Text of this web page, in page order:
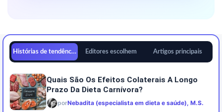
Histórias de tendências Editores escolhem Artigos principais
Quais São Os Efeitos Colaterais A Longo
Prazo Da Dieta Carnívora?
porNebadita (especialista em dieta e saúde), M.S.